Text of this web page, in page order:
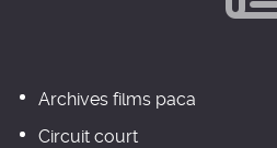
Archives films paca
Circuit court